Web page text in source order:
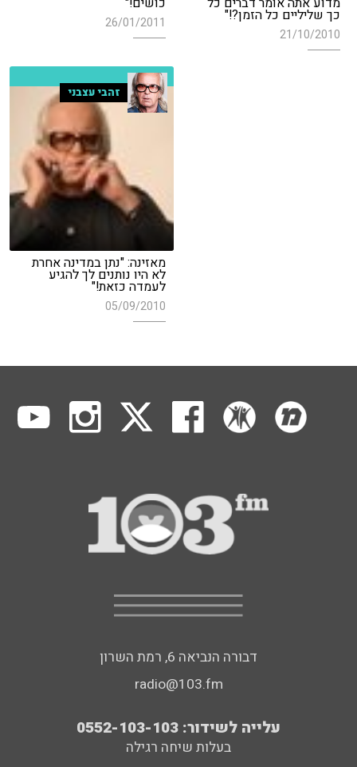
26/01/2011 כך שליליים כל הזמן?!"
21/10/2010
זהבי עצבני
מאזינה: "נתן במדינה אחרת
לא היו נותנים לך להגיע
לעמדה כזאת!"
05/09/2010
דבורה הנביאה 6, רמת השרון
radio@103.fm
עלייה לשידור: 0552-103-103
בעלות שיחה רגילה